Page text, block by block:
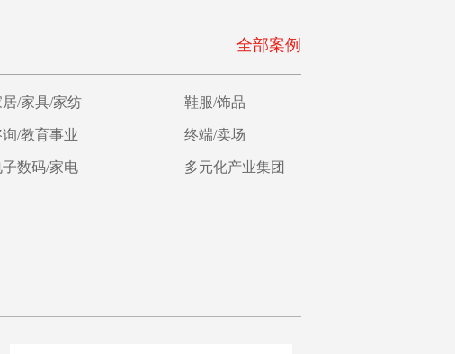
全部案例
居/家具/家纺 鞋服/饰品
询/教育事业 终端/卖场
子数码/家电 多元化产业集团